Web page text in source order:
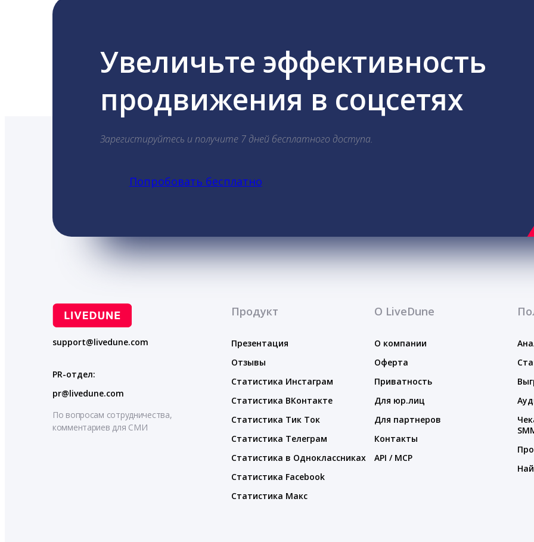
Увеличьте эффективность
продвижения в соцсетях
Зарегистируйтесь и получите 7 дней бесплатного доступа.
Попробовать бесплатно
support@livedune.com
PR-отдел:
pr@livedune.com
По вопросам сотрудничества,
комментариев для СМИ
Продукт
Презентация
Отзывы
Статистика Инстаграм
Статистика ВКонтакте
Статистика Тик Ток
Статистика Телеграм
Статистика в Одноклассниках
Статистика Facebook
Статистика Макс
О LiveDune
О компании
Оферта
Приватность
Для юр.лиц
Для партнеров
Контакты
API / MCP